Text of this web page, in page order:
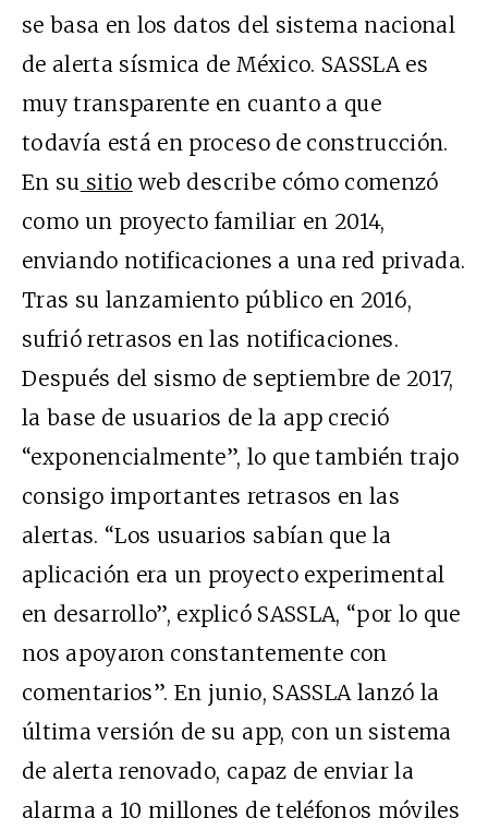
se basa en los datos del sistema nacional
de alerta sísmica de México. SASSLA es
muy transparente en cuanto a que
todavía está en proceso de construcción.
En su sitio web describe cómo comenzó
como un proyecto familiar en 2014,
enviando notificaciones a una red privada.
Tras su lanzamiento público en 2016,
sufrió retrasos en las notificaciones.
Después del sismo de septiembre de 2017,
la base de usuarios de la app creció
“exponencialmente”, lo que también trajo
consigo importantes retrasos en las
alertas. “Los usuarios sabían que la
aplicación era un proyecto experimental
en desarrollo”, explicó SASSLA, “por lo que
nos apoyaron constantemente con
comentarios”. En junio, SASSLA lanzó la
última versión de su app, con un sistema
de alerta renovado, capaz de enviar la
alarma a 10 millones de teléfonos móviles